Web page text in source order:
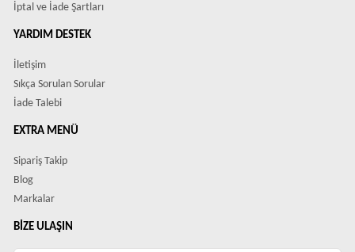
İptal ve İade Şartları
YARDIM DESTEK
İletişim
Sıkça Sorulan Sorular
İade Talebi
EXTRA MENÜ
Sipariş Takip
Blog
Markalar
BIZE ULAŞIN